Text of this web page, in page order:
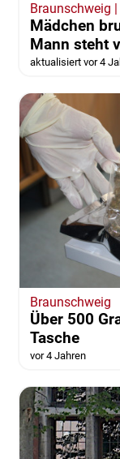
Braunschweig
Mädchen
Mann steht
aktualisiert vor 4
Braunschweig
Über 500
Tasche
vor 4 Jahren